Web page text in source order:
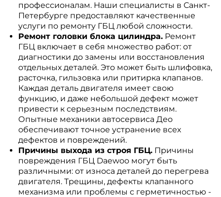
профессионалам. Наши специалисты в Санкт-
Петербурге предоставляют качественные
услуги по ремонту ГБЦ любой сложности.
Ремонт головки блока цилиндра.Ремонт
ГБЦ включает в себя множество работ: от
диагностики до замены или восстановления
отдельных деталей. Это может быть шлифовка,
расточка, гильзовка или притирка клапанов.
Каждая деталь двигателя имеет свою
функцию, и даже небольшой дефект может
привести к серьезным последствиям.
Опытные механики автосервиса Део
обеспечивают точное устранение всех
дефектов и повреждений.
Причины выхода из строя ГБЦ.Причины
повреждения ГБЦ Daewoo могут быть
различными: от износа деталей до перегрева
двигателя. Трещины, дефекты клапанного
механизма или проблемы с герметичностью -